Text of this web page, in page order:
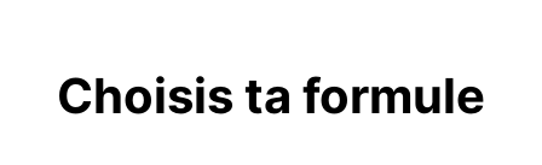
contenuChoisis ta formule